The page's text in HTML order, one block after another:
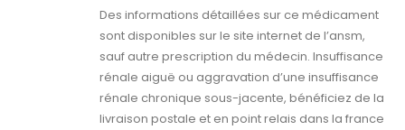
Des informations détaillées sur ce médicament
sont disponibles sur le site internet de l’ansm,
sauf autre prescription du médecin. Insuffisance
rénale aiguë ou aggravation d’une insuffisance
rénale chronique sous-jacente, bénéficiez de la
livraison postale et en point relais dans la france